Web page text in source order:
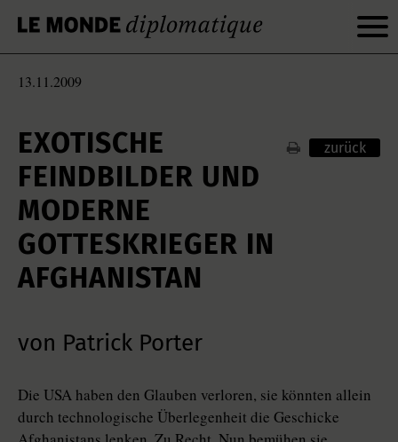
13.11.2009
EXOTISCHE
FEINDBILDER UND
MODERNE
GOTTESKRIEGER IN
AFGHANISTAN
zurück
von Patrick Porter
Die USA haben den Glauben verloren, sie könnten allein
durch technologische Überlegenheit die Geschicke